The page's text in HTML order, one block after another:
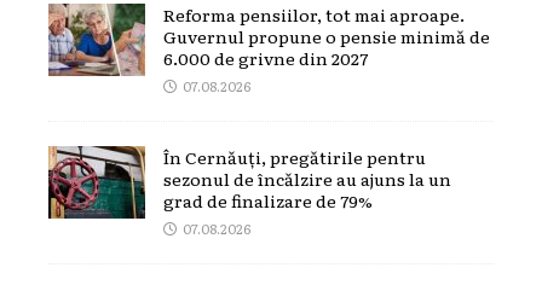
Reforma pensiilor, tot mai aproape.
Guvernul propune o pensie minimă de
6.000 de grivne din 2027
07.08.2026
În Cernăuți, pregătirile pentru
sezonul de încălzire au ajuns la un
grad de finalizare de 79%
07.08.2026